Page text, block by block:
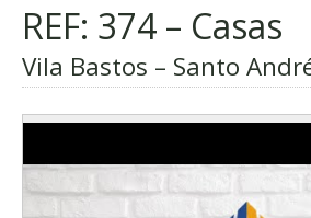
REF: 374 – Casas
Vila Bastos – Santo